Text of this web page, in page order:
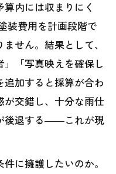
内には収まりにく
装費用を計画段階で
せん。結果として、
」「写真映えを確保し
加すると採算が合わ
が交錯し、十分な雨仕
後退する――これが現
に擁護したいのか。